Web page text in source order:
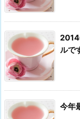
ルで
今年